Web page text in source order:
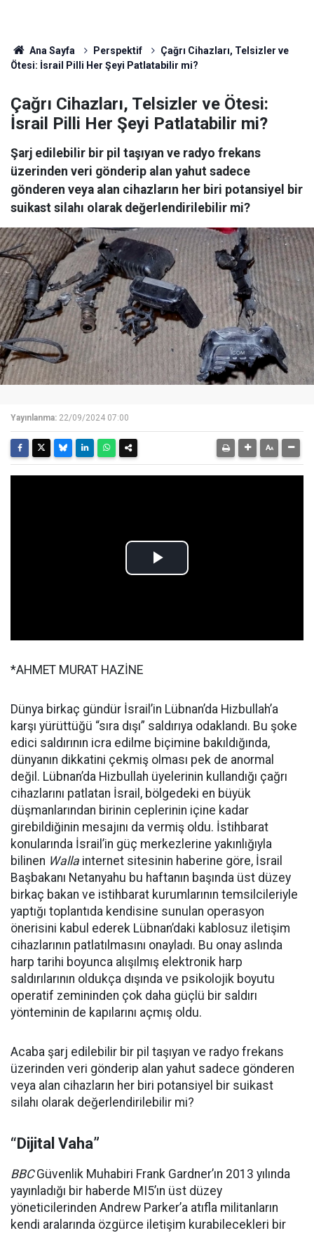
Ana Sayfa Perspektif
Çağrı Cihazları, Telsizler ve
Ötesi: İsrail Pilli Her Şeyi Patlatabilir mi?
Çağrı Cihazları, Telsizler ve Ötesi:
İsrail Pilli Her Şeyi Patlatabilir mi?
Şarj edilebilir bir pil taşıyan ve radyo frekans
üzerinden veri gönderip alan yahut sadece
gönderen veya alan cihazların her biri potansiyel bir
suikast silahı olarak değerlendirilebilir mi?
Yayınlanma: 22/09/2024 07:00
*AHMET MURAT HAZİNE
Dünya birkaç gündür İsrail’in Lübnan’da Hizbullah’a
karşı yürüttüğü “sıra dışı” saldırıya odaklandı. Bu şoke
edici saldırının icra edilme biçimine bakıldığında,
dünyanın dikkatini çekmiş olması pek de anormal
değil. Lübnan’da Hizbullah üyelerinin kullandığı çağrı
cihazlarını patlatan İsrail, bölgedeki en büyük
düşmanlarından birinin ceplerinin içine kadar
girebildiğinin mesajını da vermiş oldu. İstihbarat
konularında İsrail’in güç merkezlerine yakınlığıyla
bilinen Walla internet sitesinin haberine göre, İsrail
Başbakanı Netanyahu bu haftanın başında üst düzey
birkaç bakan ve istihbarat kurumlarının temsilcileriyle
yaptığı toplantıda kendisine sunulan operasyon
önerisini kabul ederek Lübnan’daki kablosuz iletişim
cihazlarının patlatılmasını onayladı. Bu onay aslında
harp tarihi boyunca alışılmış elektronik harp
saldırılarının oldukça dışında ve psikolojik boyutu
operatif zemininden çok daha güçlü bir saldırı
yönteminin de kapılarını açmış oldu.
Acaba şarj edilebilir bir pil taşıyan ve radyo frekans
üzerinden veri gönderip alan yahut sadece gönderen
veya alan cihazların her biri potansiyel bir suikast
silahı olarak değerlendirilebilir mi?
“Dijital Vaha”
BBCGüvenlik Muhabiri Frank Gardner’ın 2013 yılında
yayınladığı bir haberde MI5’ın üst düzey
yöneticilerinden Andrew Parker’a atıfla militanların
kendi aralarında özgürce iletişim kurabilecekleri bir